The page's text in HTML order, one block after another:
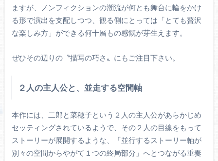
ますが、ノンフィクションの潮流が何とも舞台に輪をかけ
る形で演出を支配しつつ、観る側にとっては「とても贅沢
な楽しみ方」ができる何十層もの感慨が芽生えます。
ぜひその辺りの〝描写の巧さ〟にもご注目下さい。
２人の主人公と、並走する空間軸
本作には、二郎と菜穂子という２人の主人公があらかじめ
セッティングされているようで、その２人の目線をもって
ストーリーが展開するような、「並行するストーリー軸が
別々の空間からやがて１つの終局部分」へとつながる重奏